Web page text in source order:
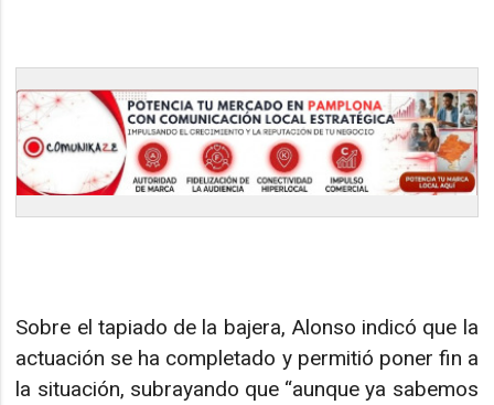
Sobre el tapiado de la bajera, Alonso indicó que la
actuación se ha completado y permitió poner fin a
la situación, subrayando que “aunque ya sabemos